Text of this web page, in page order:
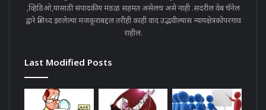
,व्हिडिओ,यांसाठी संपादकीय मंडळ सहमत असेलच असे नाही .सदरील वेब चॅनेल
द्वारे प्रसिध्द झालेल्या मजकूराबद्दल तरीही काही वाद उद्भवील्यास न्यायक्षेत्रकोपरगाव
राहील.
Last Modified Posts